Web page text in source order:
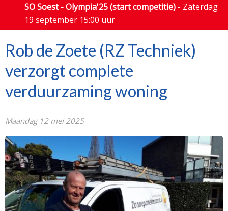
SO Soest - Olympia'25 (start competitie) - Zaterdag
19 september 15:00 uur
Rob de Zoete (RZ Techniek)
verzorgt complete
verduurzaming woning
Maandag 12 mei 2025